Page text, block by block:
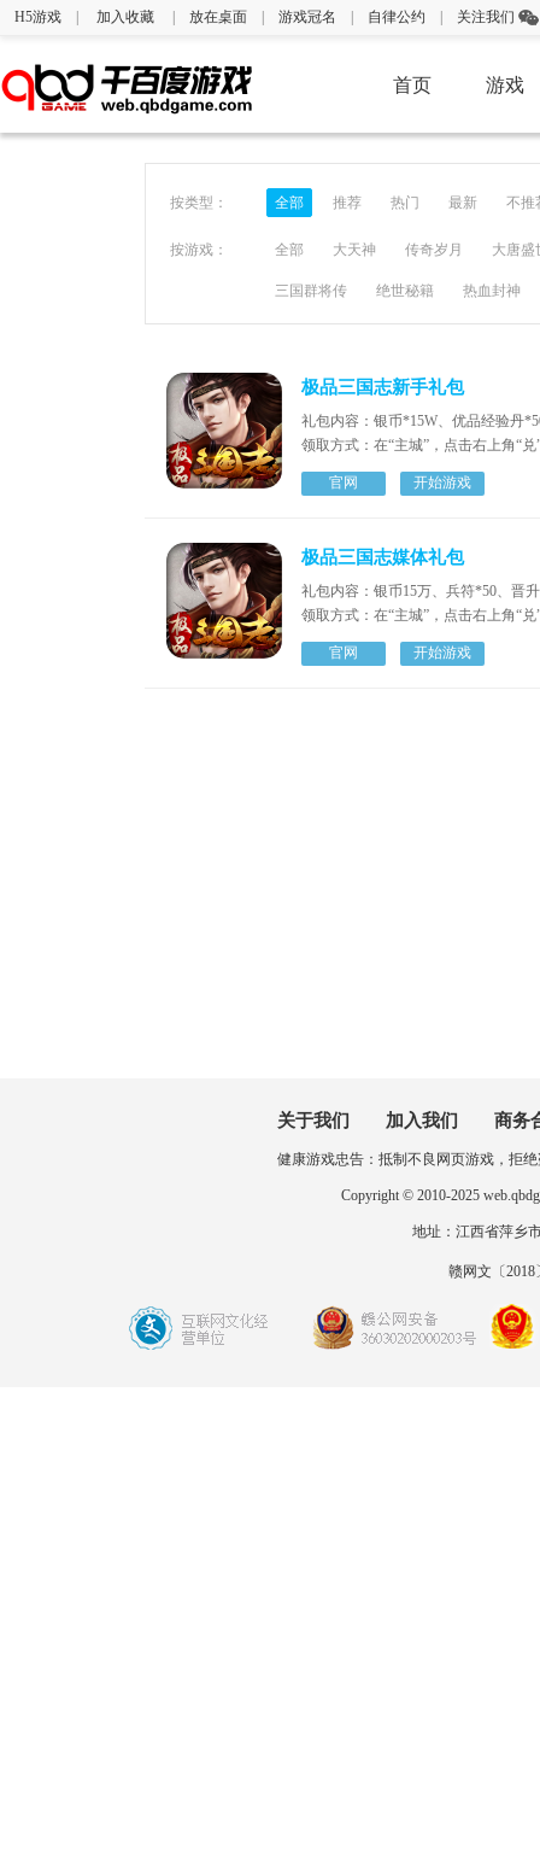
H5游戏 加入收藏 放在桌面 游戏冠名 自律公约 关注我们
首页 游戏
按类型： 全部 推荐 热门 最新 不推
按游戏： 全部 大天神 传奇岁月 大唐盛
三国群将传 绝世秘籍 热血封神
极品三国志新手礼包
礼包内容：银币*15W、优品经验丹
领取方式：在“主城”，点击右上角“
官网 开始游戏
极品三国志媒体礼包
礼包内容：银币15万、兵符*50、晋
领取方式：在“主城”，点击右上角“
官网 开始游戏
关于我们 加入我们 商务
健康游戏忠告：抵制不良网页游戏，拒
Copyright © 2010-2025
地址：江西省萍乡
赣网文〔2018